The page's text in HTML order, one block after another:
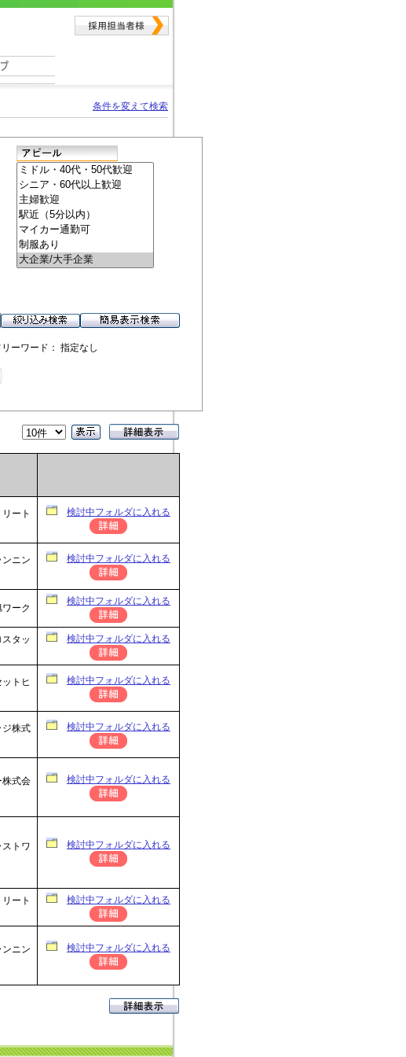
条件を変えて検索
リーワード： 指定なし
ート
検討中フォルダに入れる
ニン
検討中フォルダに入れる
ーク
検討中フォルダに入れる
タッ
検討中フォルダに入れる
トヒ
検討中フォルダに入れる
ジ株式
検討中フォルダに入れる
株式会
検討中フォルダに入れる
トワ
検討中フォルダに入れる
ート
検討中フォルダに入れる
ニン
検討中フォルダに入れる